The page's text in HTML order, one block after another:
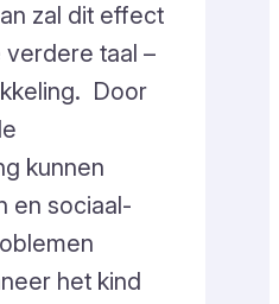
zal dit effect
taal –
Door
kunnen
en sociaal-
het kind